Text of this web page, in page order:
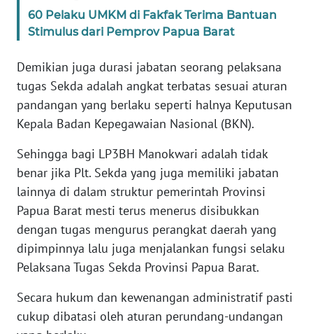
60 Pelaku UMKM di Fakfak Terima Bantuan
Stimulus dari Pemprov Papua Barat
Demikian juga durasi jabatan seorang pelaksana
tugas Sekda adalah angkat terbatas sesuai aturan
pandangan yang berlaku seperti halnya Keputusan
Kepala Badan Kepegawaian Nasional (BKN).
Sehingga bagi LP3BH Manokwari adalah tidak
benar jika Plt. Sekda yang juga memiliki jabatan
lainnya di dalam struktur pemerintah Provinsi
Papua Barat mesti terus menerus disibukkan
dengan tugas mengurus perangkat daerah yang
dipimpinnya lalu juga menjalankan fungsi selaku
Pelaksana Tugas Sekda Provinsi Papua Barat.
Secara hukum dan kewenangan administratif pasti
cukup dibatasi oleh aturan perundang-undangan
RIAU
SERAMBI
WN
JAMBI
WN
SULTRA
WN
NTB
WN
WN
SULBAR